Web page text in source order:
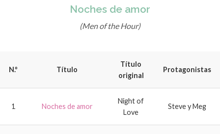
Noches de amor
(Men of the Hour)
N.º Título
Título
original
Protagonistas
1 Noches de amor
Night of
Love
Steve y Meg